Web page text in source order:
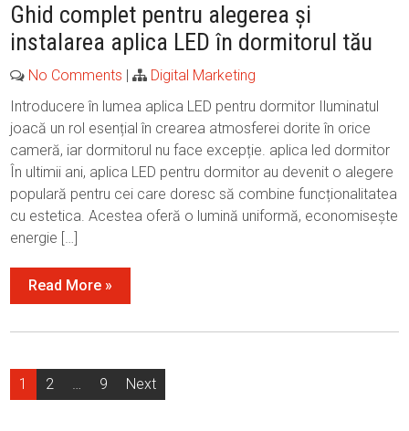
Ghid complet pentru alegerea și
instalarea aplica LED în dormitorul tău
No Comments |
Digital Marketing
Introducere în lumea aplica LED pentru dormitor Iluminatul
joacă un rol esențial în crearea atmosferei dorite în orice
cameră, iar dormitorul nu face excepție. aplica led dormitor
În ultimii ani, aplica LED pentru dormitor au devenit o alegere
populară pentru cei care doresc să combine funcționalitatea
cu estetica. Acestea oferă o lumină uniformă, economisește
energie […]
Read More »
Posts
pagination
1 2 … 9 Next